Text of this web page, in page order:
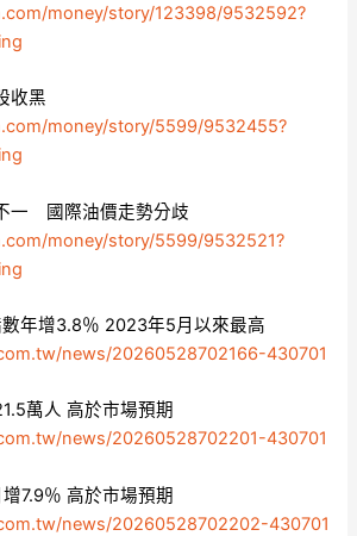
money/story/123398/9532592?
收黑
money/story/5599/9532455?
一 國際油價走勢分歧
money/story/5599/9532521?
年增3.8％ 2023年5月以來最高
news/20260528702166-430701
萬人 高於市場預期
news/20260528702201-430701
7.9％ 高於市場預期
news/20260528702202-430701